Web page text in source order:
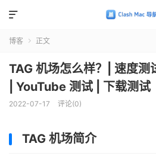

博客  正文
TAG 机场怎么样？| 速度测
| YouTube 测试 | 下载测试
2022-07-17 评论(0)
TAG 机场简介